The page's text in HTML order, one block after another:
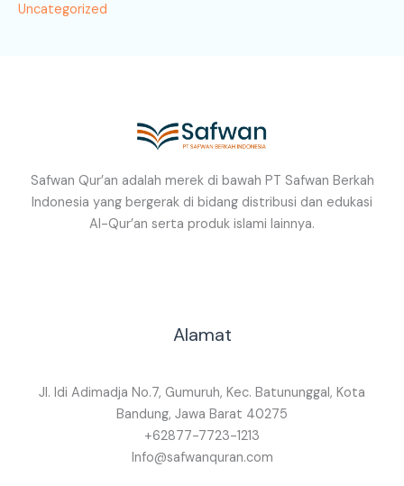
Uncategorized
Safwan Qur’an adalah merek di bawah PT Safwan Berkah
Indonesia yang bergerak di bidang distribusi dan edukasi
Al-Qur’an serta produk islami lainnya.
Alamat
Jl. Idi Adimadja No.7, Gumuruh, Kec. Batununggal, Kota
Bandung, Jawa Barat 40275
+62877-7723-1213
Info@safwanquran.com